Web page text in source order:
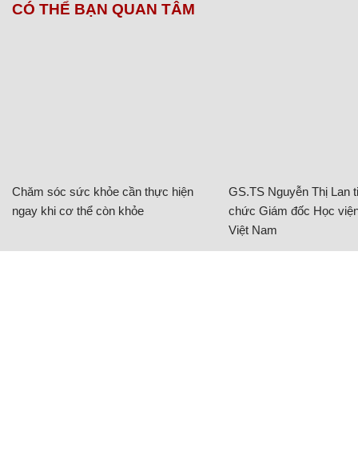
CÓ THỂ BẠN QUAN TÂM
Chăm sóc sức khỏe cần thực hiện
ngay khi cơ thể còn khỏe
GS.TS Nguyễn Thị Lan
chức Giám đốc Học
Việt Nam